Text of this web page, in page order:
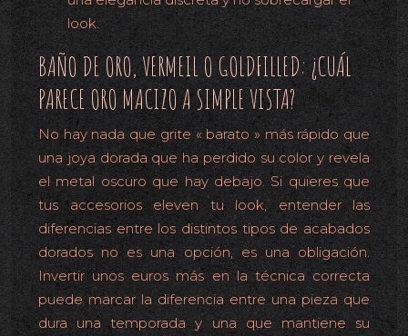
look.
BAÑO DE ORO, VERMEIL O GOLDFILLED: ¿CUÁL
PARECE ORO MACIZO A SIMPLE VISTA?
No hay nada que grite « barato » más rápido que
una joya dorada que ha perdido su color y revela
el metal oscuro que hay debajo. Si quieres que
tus accesorios eleven tu look, entender las
diferencias entre los distintos tipos de acabados
dorados no es una opción, es una obligación.
Invertir unos euros más en la técnica correcta
puede marcar la diferencia entre una pieza que
dura una temporada y una que mantiene su